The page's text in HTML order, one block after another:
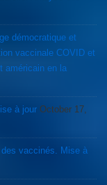
démocratique et
vaccinale COVID et
américain en la
à jour October 17,
des vaccinés. Mise à